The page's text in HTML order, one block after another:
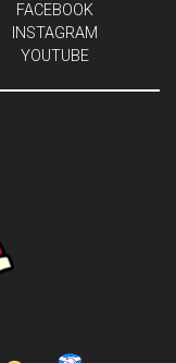
FACEBOOK
INSTAGRAM
YOUTUBE